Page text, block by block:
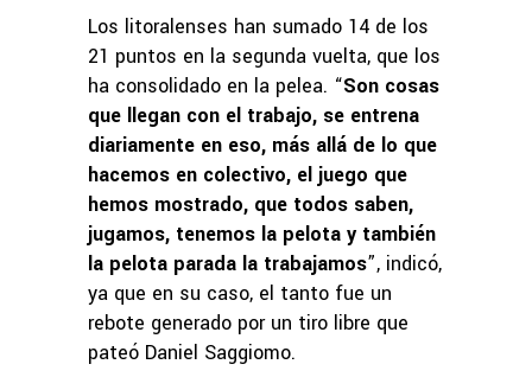
Los litoralenses han sumado 14 de los
21 puntos en la segunda vuelta, que los
ha consolidado en la pelea. “Son cosas
que llegan con el trabajo, se entrena
diariamente en eso, más allá de lo que
hacemos en colectivo, el juego que
hemos mostrado, que todos saben,
jugamos, tenemos la pelota y también
la pelota parada la trabajamos”, indicó,
ya que en su caso, el tanto fue un
rebote generado por un tiro libre que
pateó Daniel Saggiomo.